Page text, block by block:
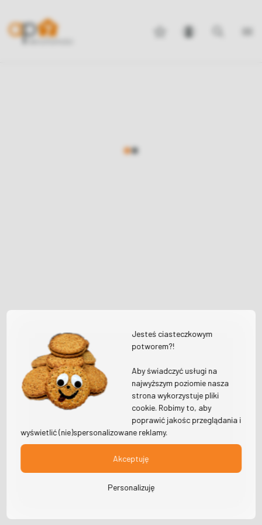
Jesteś ciasteczkowym
potworem?!
Aby świadczyć usługi na
najwyższym poziomie nasza
strona wykorzystuje pliki
cookie. Robimy to, aby
poprawić jakośc przeglądania i
wyświetlić (nie)spersonalizowane reklamy.
Akceptuję
Personalizuję